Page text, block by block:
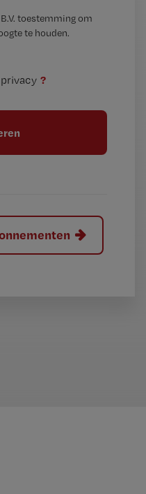
toestemming om
te houden.
?